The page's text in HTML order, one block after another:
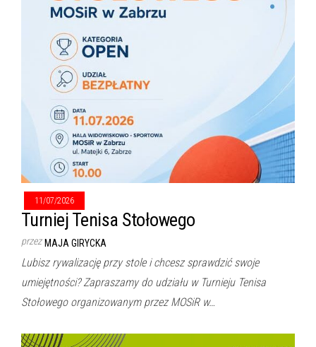
11/07/2026
Turniej Tenisa Stołowego
przez MAJA GIRYCKA
Lubisz rywalizację przy stole i chcesz sprawdzić swoje
umiejętności? Zapraszamy do udziału w Turnieju Tenisa
Stołowego organizowanym przez MOSiR w…